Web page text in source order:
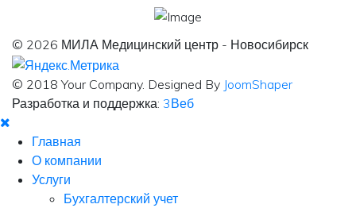
аттестаты профессиональных бухгалтеров.
Узнать больше
© 2026 МИЛА Медицинский центр - Новосибирск
© 2018 Your Company. Designed By JoomShaper
Разработка и поддержка: 3Веб
Главная
О компании
Услуги
Бухгалтерский учет